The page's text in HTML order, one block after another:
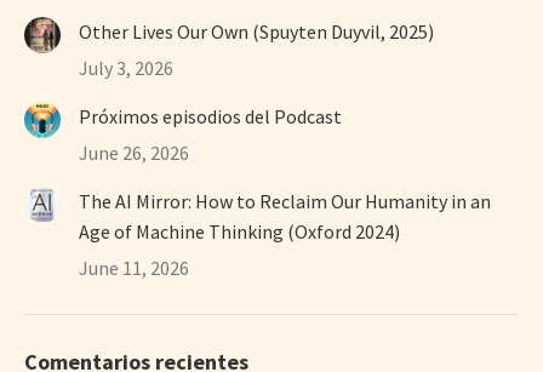
Other Lives Our Own (Spuyten Duyvil, 2025)
July 3, 2026
Próximos episodios del Podcast
June 26, 2026
The AI Mirror: How to Reclaim Our Humanity in an
Age of Machine Thinking (Oxford 2024)
June 11, 2026
Comentarios recientes